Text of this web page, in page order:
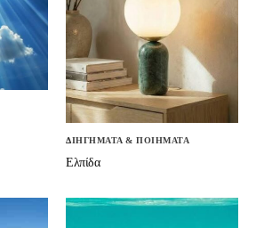
ΔΙΗΓΗΜΑΤΑ & ΠΟΙΗΜΑΤΑ
Ελπίδα